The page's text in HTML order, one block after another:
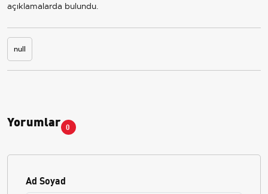
açıklamalarda bulundu.
null
Yorumlar 0
Ad Soyad